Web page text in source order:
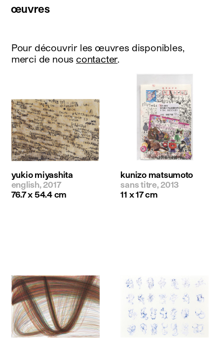
œuvres
Pour découvrir les œuvres disponibles,
merci de nous contacter.
yukio miyashita
english, 2017
76.7 x 54.4 cm
kunizo matsumoto
sans titre, 2013
11 x 17 cm